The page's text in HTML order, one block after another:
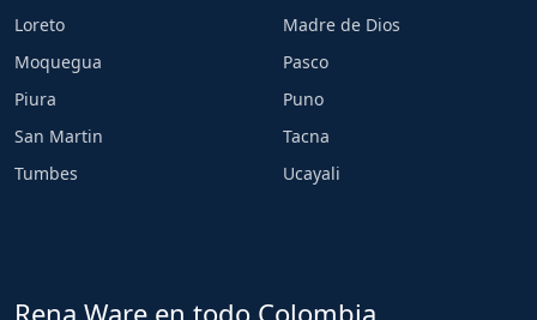
Loreto
Madre de Dios
Moquegua
Pasco
Piura
Puno
San Martin
Tacna
Tumbes
Ucayali
Rena Ware en todo Colombia